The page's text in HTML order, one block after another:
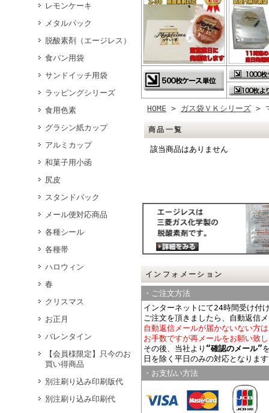
レモンケーキ
メタルパック
脱酸素剤（エージレス）
食パン用袋
サンドイッチ用袋
ラッピングシリーズ
食用色素
グラシン紙カップ
アルミカップ
和菓子用小函
尻皮
スタンドパック
メール便対応商品
各種シール
各種帯
ハロウィン
春
クリスマス
お正月
バレンタイン
【会員様限定】只今のお
買い得商品
別注刷り込み印刷版代
別注刷り込み印刷代
HOME > ガス袋ＶＫシリーズ >
商品一覧
該当商品はありません
インフォメーション
・ご注文方法
インターネットにて24時間受け付
ご注文を頂きましたら、自動返信
自動返信メールが届かないない方
お手数ですが再メールをお願い致
その後、当社より “確認のメール”
日を除く平日のみの対応となりま
・お支払い方法